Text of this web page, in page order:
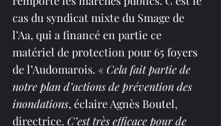
cas du syndicat mixte du Smage de
l’Aa, qui a financé en partie ce
matériel de protection pour 65 foyers
de l’Audomarois. « Cela fait partie de
notre plan d’actions de prévention des
inondations, éclaire Agnès Boutel,
directrice. C’est très efficace pour de